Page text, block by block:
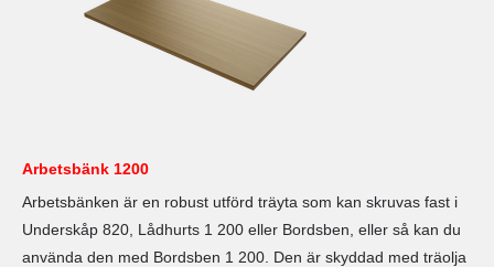
Arbetsbänk 1200
Arbetsbänken är en robust utförd träyta som kan skruvas fast i
Underskåp 820, Lådhurts 1 200 eller Bordsben, eller så kan du
använda den med Bordsben 1 200. Den är skyddad med träolja